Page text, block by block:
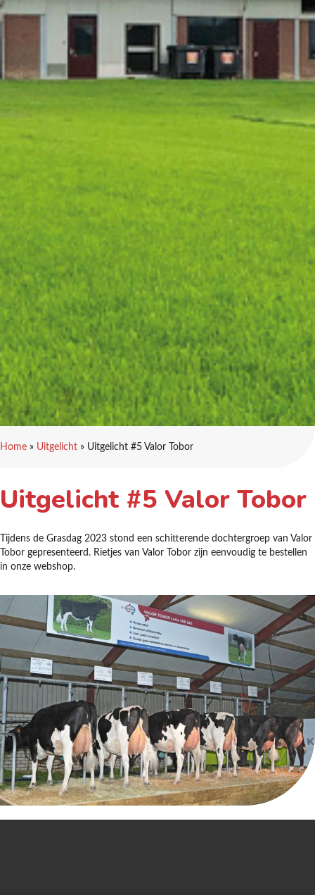
Home » Uitgelicht » Uitgelicht #5 Valor Tobor
Uitgelicht #5 Valor Tobor
Tijdens de Grasdag 2023 stond een schitterende dochtergroep van Valor
Tobor gepresenteerd. Rietjes van Valor Tobor zijn eenvoudig te bestellen
in onze webshop.